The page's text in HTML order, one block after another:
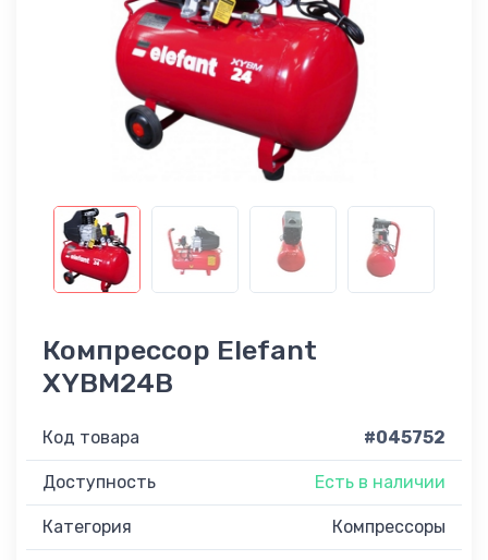
Компрессор Elefant
XYBM24B
Код товара #045752
Доступность Есть в наличии
Категория Компрессоры